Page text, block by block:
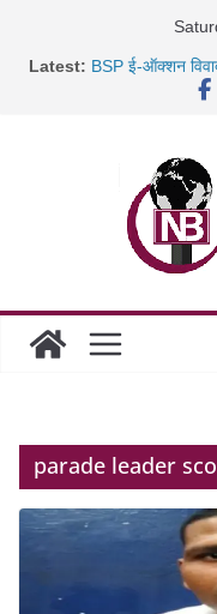
Latest: BSP ई-ऑक्शन
साइबर ठगी पर
गिरफ्तार
parade leader